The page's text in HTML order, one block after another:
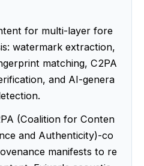
for multi-layer fore
watermark extraction,
matching, C2PA
and AI-genera
(Coalition for Conten
and Authenticity)-co
manifests to re